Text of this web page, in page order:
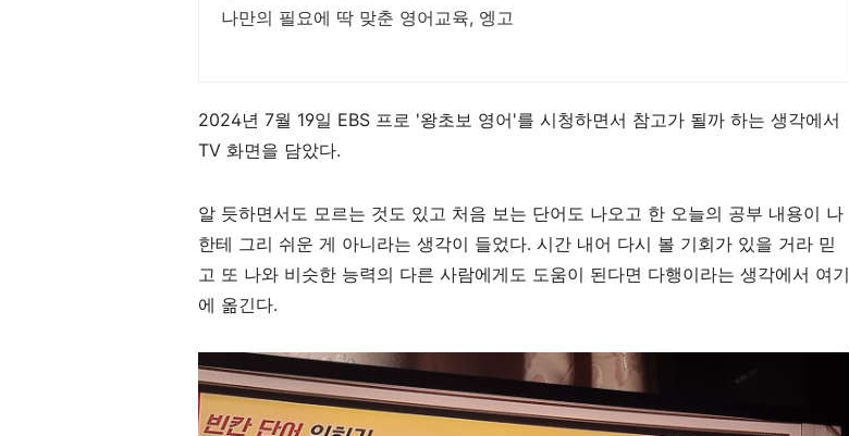
나만의 필요에 딱 맞춘 영어교육, 엥고
2024년 7월 19일 EBS 프로 '왕초보 영어'를 시청하면서 참고가 될까 하는 생각에서
TV 화면을 담았다.
알 듯하면서도 모르는 것도 있고 처음 보는 단어도 나오고 한 오늘의 공부 내용이 나
한테 그리 쉬운 게 아니라는 생각이 들었다. 시간 내어 다시 볼 기회가 있을 거라 믿
고 또 나와 비슷한 능력의 다른 사람에게도 도움이 된다면 다행이라는 생각에서 여기
에 옮긴다.